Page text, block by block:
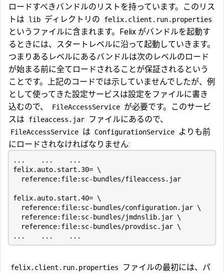
ロードすべきバンドルのリストを持っています。このリス
トは
lib ディレクトリの felix.client.run.properties
というファイルに含まれます。Felix がバンドルを起動す
るときには、スタートレベルに沿って起動していきます。
つまりあるレベルにあるバンドルは次のレベルのロード
が始まる前に全てロードされることが保証されるという
ことです。上記のコードでは示していませんでしたが、例
として使ってきた設定サービスは設定をファイルに書き
込むので、
FileAccessService が必要です。このサービ
スは
fileaccess.jar ファイルにあるので、
FileAccessService は ConfigurationService
よりも前
にロードされなければなりません:
felix.client.run.properties
ファイルの最初には、パ